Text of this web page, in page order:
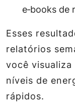
e‑books de
Esses
relatórios
você
níveis de
rápidos.